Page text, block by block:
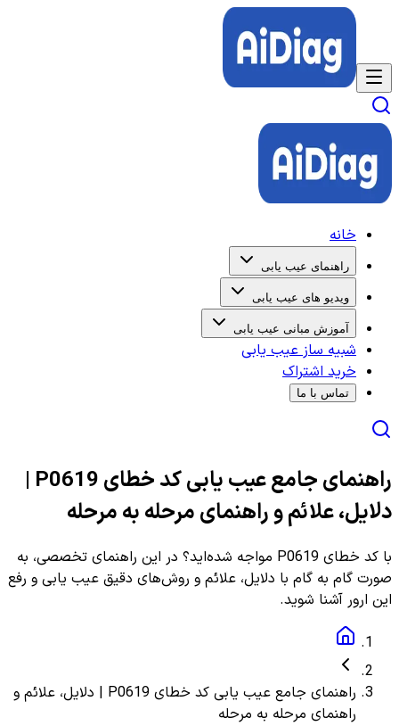
خانه
راهنمای عیب یابی
ویدیو های عیب یابی
آموزش مبانی عیب یابی
شبیه ساز عیب یابی
خرید اشتراک
تماس با ما
راهنمای جامع عیب یابی کد خطای P0619 |
دلایل، علائم و راهنمای مرحله به مرحله
با کد خطای P0619 مواجه شده‌اید؟ در این راهنمای تخصصی، به
صورت گام به گام با دلایل، علائم و روش‌های دقیق عیب یابی و رفع
این ارور آشنا شوید.
راهنمای جامع عیب یابی کد خطای P0619 | دلایل، علائم و
راهنمای مرحله به مرحله